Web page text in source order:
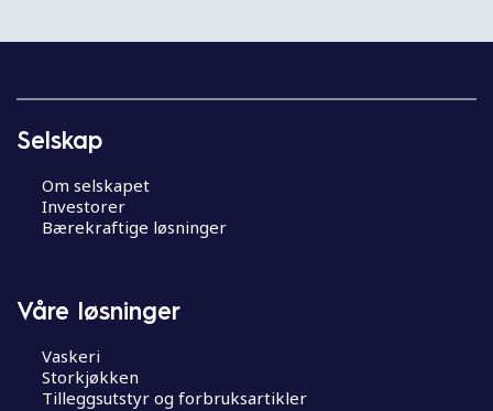
n
n
l
a
v
Selskap
Om selskapet
Investorer
Bærekraftige løsninger
Våre løsninger
Vaskeri
Storkjøkken
Tilleggsutstyr og forbruksartikler